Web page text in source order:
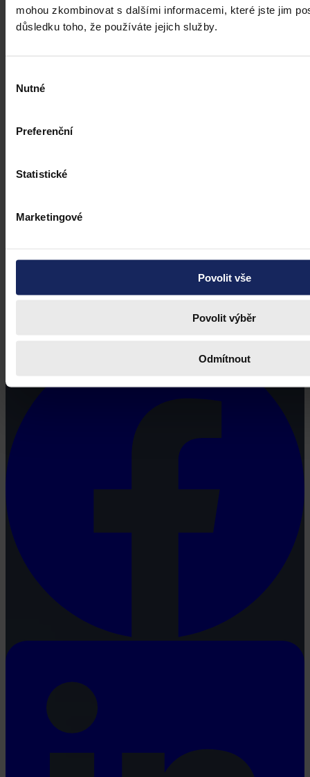
mohou zkombinovat s dalšími informacemi, které jste jim
důsledku toho, že používáte jejich služby.
souhlasu
Nutné
Preferenční
Statistické
Marketingové
Povolit vše
Povolit výběr
Odmítnout
Právní portál, jehož cílovou skupinou jsou nejenom právní